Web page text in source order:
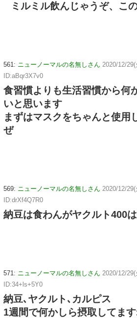
ミルミル飲んじゃうぞ、こ
561: ニューノーマルの名無しさん 2020/12/
ID:aBqr3X7v0
食習慣よりも生活習慣から何
いと思います
まずはマスクをちゃんと使用
ぜ
569: ニューノーマルの名無しさん 2020/12/
ID:drXf4Q7R0
納豆は食わんがヤクルト400
571: ニューノーマルの名無しさん 2020/12/
ID:34+ls+5Y0
納豆､ヤクルト､カルピス
1週間で何かしら摂取してま